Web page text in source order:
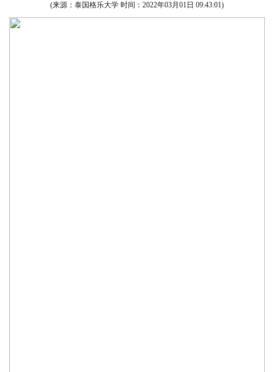
(来源：泰国格乐大学 时间： 2022年03月01日 09:43:01)